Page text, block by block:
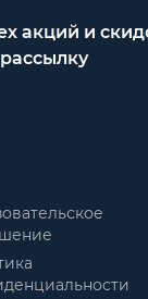
акций и